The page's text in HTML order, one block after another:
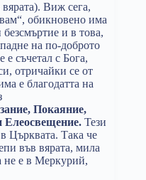
вярата). Виж сега,
обикновено има
и в това,
на по-доброто
е съчетал с Бога,
отричайки се от
е благодатта на
Покаяние,
Елеосвещение. Тези
Църквата. Така че
във вярата, мила
не е в Меркурий,